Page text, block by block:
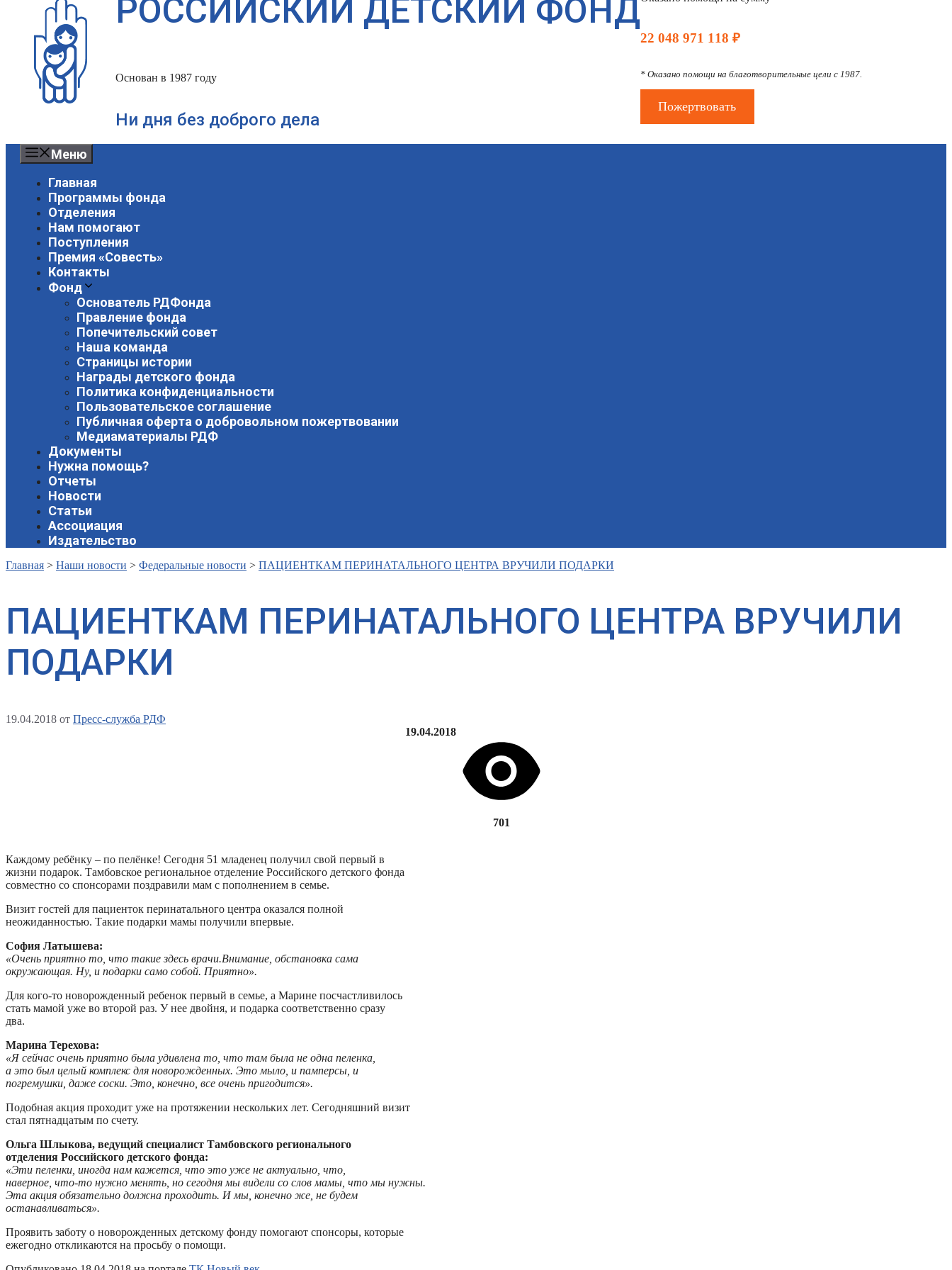
РОССИЙСКИЙ ДЕТСКИЙ ФОНД
Основан в 1987 году
Ни дня без доброго дела
22 048 971 118 ₽
* Оказано помощи на благотворительные цели с 1987.
Пожертвовать
Меню
Главная
Программы фонда
Отделения
Нам помогают
Поступления
Премия «Совесть»
Контакты
Фонд
Основатель РДФонда
Правление фонда
Попечительский совет
Наша команда
Страницы истории
Награды детского фонда
Политика конфиденциальности
Пользовательское соглашение
Публичная оферта о добровольном пожертвовании
Медиаматериалы РДФ
Документы
Нужна помощь?
Отчеты
Новости
Статьи
Ассоциация
Издательство
Главная > Наши новости > Федеральные новости > ПАЦИЕНТКАМ ПЕРИНАТАЛЬНОГО ЦЕНТРА ВРУЧИЛИ ПОДАРКИ
ПАЦИЕНТКАМ ПЕРИНАТАЛЬНОГО ЦЕНТРА ВРУЧИЛИ
ПОДАРКИ
19.04.2018 от Пресс-служба РДФ
19.04.2018
701
Каждому ребёнку – по пелёнке! Сегодня 51 младенец получил свой первый в
жизни подарок. Тамбовское региональное отделение Российского детского фонда
совместно со спонсорами поздравили мам с пополнением в семье.
Визит гостей для пациенток перинатального центра оказался полной
неожиданностью. Такие подарки мамы получили впервые.
София Латышева:
«Очень приятно то, что такие здесь врачи.Внимание, обстановка сама
окружающая. Ну, и подарки само собой. Приятно».
Для кого-то новорожденный ребенок первый в семье, а Марине посчастливилось
стать мамой уже во второй раз. У нее двойня, и подарка соответственно сразу
два.
Марина Терехова:
«Я сейчас очень приятно была удивлена то, что там была не одна пеленка,
а это был целый комплекс для новорожденных. Это мыло, и памперсы, и
погремушки, даже соски. Это, конечно, все очень пригодится».
Подобная акция проходит уже на протяжении нескольких лет. Сегодняшний визит
стал пятнадцатым по счету.
Ольга Шлыкова, ведущий специалист Тамбовского регионального
отделения Российского детского фонда:
«Эти пеленки, иногда нам кажется, что это уже не актуально, что,
наверное, что-то нужно менять, но сегодня мы видели со слов мамы, что мы нужны.
Эта акция обязательно должна проходить. И мы, конечно же, не будем
останавливаться».
Проявить заботу о новорожденных детскому фонду помогают спонсоры, которые
ежегодно откликаются на просьбу о помощи.